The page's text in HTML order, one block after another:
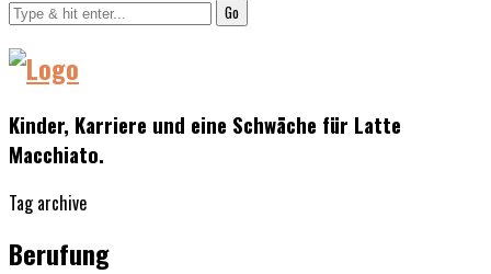
Go
Kinder, Karriere und eine Schwäche für Latte
Macchiato.
Tag archive
Berufung